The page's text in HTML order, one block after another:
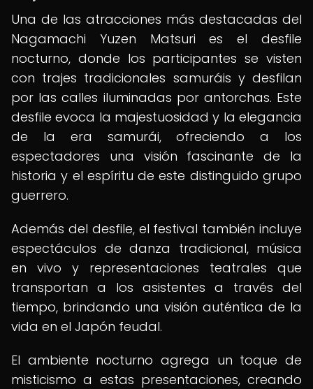
Una de las atracciones más destacadas del
Nagamachi Yuzen Matsuri es el desfile
nocturno, donde los participantes se visten
con trajes tradicionales samuráis y desfilan
por las calles iluminadas por antorchas. Este
desfile evoca la majestuosidad y la elegancia
de la era samurái, ofreciendo a los
espectadores una visión fascinante de la
historia y el espíritu de este distinguido grupo
guerrero.
Además del desfile, el festival también incluye
espectáculos de danza tradicional, música
en vivo y representaciones teatrales que
transportan a los asistentes a través del
tiempo, brindando una visión auténtica de la
vida en el Japón feudal.
El ambiente nocturno agrega un toque de
misticismo a estas presentaciones, creando